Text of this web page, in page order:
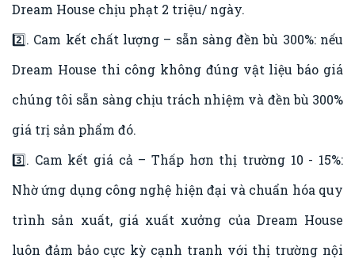
Dream House chịu phạt 2 triệu/ ngày.
2️⃣. Cam kết chất lượng – sẵn sàng đền bù 300%: nếu
Dream House thi công không đúng vật liệu báo giá
chúng tôi sẵn sàng chịu trách nhiệm và đền bù 300%
giá trị sản phẩm đó.
3️⃣. Cam kết giá cả – Thấp hơn thị trường 10 - 15%:
Nhờ ứng dụng công nghệ hiện đại và chuẩn hóa quy
trình sản xuất, giá xuất xưởng của Dream House
luôn đảm bảo cực kỳ cạnh tranh với thị trường nội